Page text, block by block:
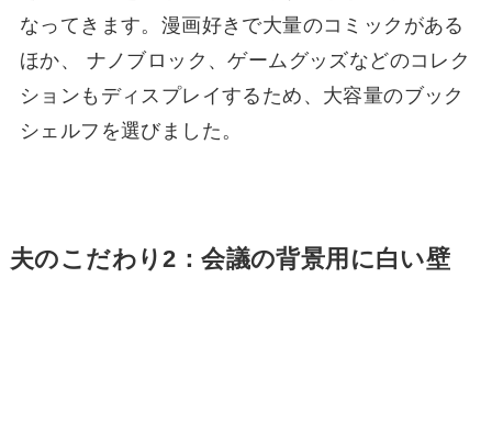
なってきます。漫画好きで大量のコミックがある
ほか、 ナノブロック、ゲームグッズなどのコレク
ションもディスプレイするため、大容量のブック
シェルフを選びました。
夫のこだわり2：会議の背景用に白い壁